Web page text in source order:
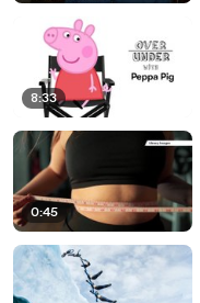
8:33
0:45